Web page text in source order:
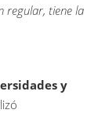
regular, tiene la
y